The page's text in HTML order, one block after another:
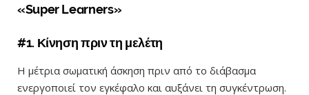
«Super Learners»
#1. Κίνηση πριν τη μελέτη
Η μέτρια σωματική άσκηση πριν από το διάβασμα
ενεργοποιεί τον εγκέφαλο και αυξάνει τη συγκέντρωση.